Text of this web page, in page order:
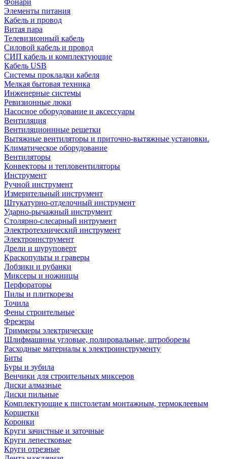
Фонари
Элементы питания
Кабель и провод
Витая пара
Телевизионный кабель
Силовой кабель и провод
СИП кабель и комплектующие
Кабель USB
Системы прокладки кабеля
Мелкая бытовая техника
Инженерные системы
Ревизионные люки
Насосное оборудование и аксессуары
Вентиляция
Вентиляционнные решетки
Вытяжные вентиляторы и приточно-вытяжные установки.
Климатическое оборудование
Вентиляторы
Конвекторы и тепловентиляторы
Инструмент
Ручной инструмент
Измерительный инструмент
Штукатурно-отделочный инструмент
Ударно-рычажный инструмент
Столярно-слесарный интрумент
Электротехнический инструмент
Электроинструмент
Дрели и шуруповерт
Краскопульты и граверы
Лобзики и рубанки
Миксеры и ножницы
Перфораторы
Пилы и плиткорезы
Точила
Фены строительные
Фрезеры
Триммеры электрические
Шлифмашины угловые, полировальные, штроборезы
Расходные материалы к электроинструменту
Биты
Буры и зубила
Венчики для строительных миксеров
Диски алмазные
Диски пильные
Комплектующие к пистолетам монтажным, термоклеевым
Корщетки
Коронки
Круги зачистные и заточные
Круги лепестковые
Круги отрезные